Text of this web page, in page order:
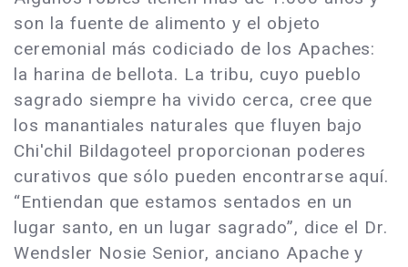
son la fuente de alimento y el objeto
ceremonial más codiciado de los Apaches:
la harina de bellota. La tribu, cuyo pueblo
sagrado siempre ha vivido cerca, cree que
los manantiales naturales que fluyen bajo
Chi'chil Bildagoteel proporcionan poderes
curativos que sólo pueden encontrarse aquí.
“Entiendan que estamos sentados en un
lugar santo, en un lugar sagrado”, dice el Dr.
Wendsler Nosie Senior, anciano Apache y